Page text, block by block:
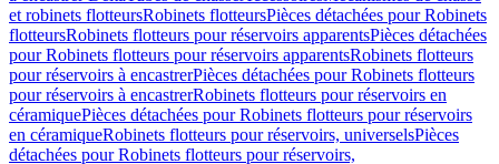
et robinets flotteursRobinets flotteursPièces détachées pour Robinets
flotteursRobinets flotteurs pour réservoirs apparentsPièces détachées
pour Robinets flotteurs pour réservoirs apparentsRobinets flotteurs
pour réservoirs à encastrerPièces détachées pour Robinets flotteurs
pour réservoirs à encastrerRobinets flotteurs pour réservoirs en
céramiquePièces détachées pour Robinets flotteurs pour réservoirs
en céramiqueRobinets flotteurs pour réservoirs, universelsPièces
détachées pour Robinets flotteurs pour réservoirs,